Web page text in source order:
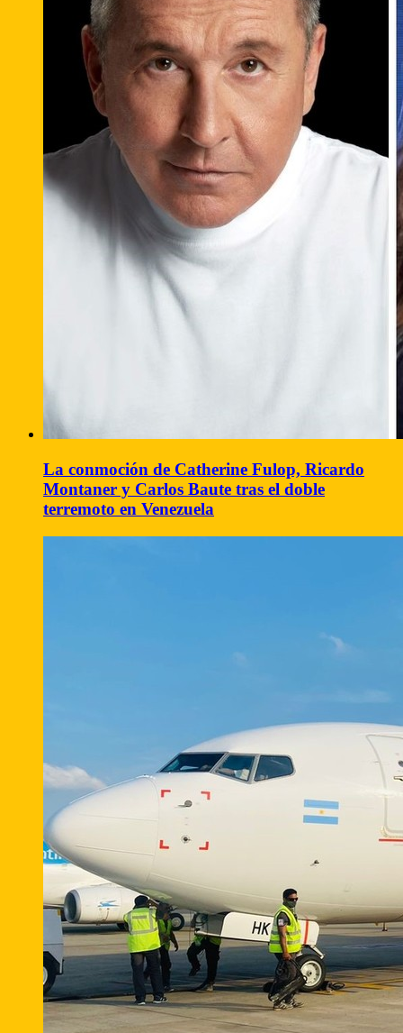
La conmoción de Catherine Fulop, Ricardo
Montaner y Carlos Baute tras el doble
terremoto en Venezuela